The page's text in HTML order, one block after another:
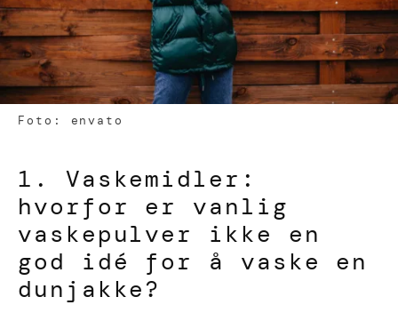
Foto: envato
1. Vaskemidler:
hvorfor er vanlig
vaskepulver ikke en
god idé for å vaske en
dunjakke?